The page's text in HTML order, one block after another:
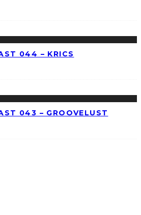
044 – KRICS
043 – GROOVELUST